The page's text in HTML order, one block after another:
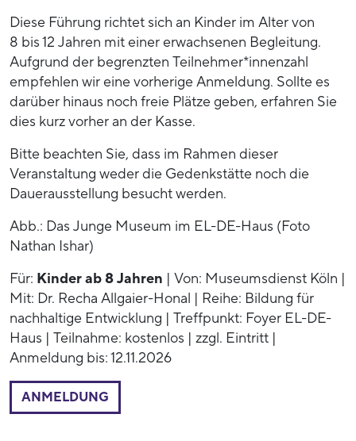
Diese Führung richtet sich an Kinder im Alter von
8 bis 12 Jahren mit einer erwachsenen Begleitung.
Aufgrund der begrenzten Teilnehmer*innenzahl
empfehlen wir eine vorherige Anmeldung. Sollte es
darüber hinaus noch freie Plätze geben, erfahren Sie
dies kurz vorher an der Kasse.
Bitte beachten Sie, dass im Rahmen dieser
Veranstaltung weder die Gedenkstätte noch die
Dauerausstellung besucht werden.
Abb.: Das Junge Museum im EL-DE-Haus (Foto
Nathan Ishar)
Für: Kinder ab 8 Jahren | Von: Museumsdienst Köln |
Mit: Dr. Recha Allgaier-Honal | Reihe: Bildung für
nachhaltige Entwicklung | Treffpunkt: Foyer EL-DE-
Haus | Teilnahme: kostenlos | zzgl. Eintritt |
Anmeldung bis: 12.11.2026
ANMELDUNG